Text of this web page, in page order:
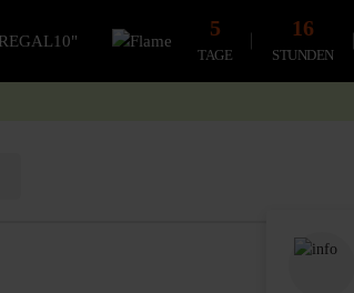
5
TAGE
16
STUNDEN